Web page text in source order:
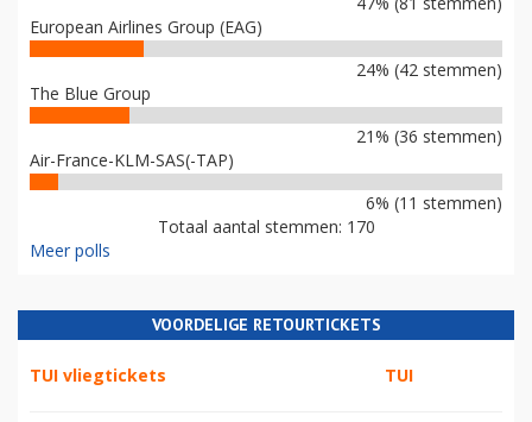
European Airlines Group (EAG)
24% (42 stemmen)
The Blue Group
21% (36 stemmen)
Air-France-KLM-SAS(-TAP)
6% (11 stemmen)
Totaal aantal stemmen: 170
Meer polls
VOORDELIGE RETOURTICKETS
TUI vliegtickets TUI